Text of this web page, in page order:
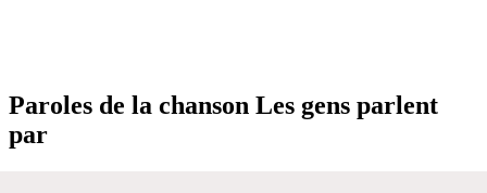
Paroles de la chanson Les gens parlent
par